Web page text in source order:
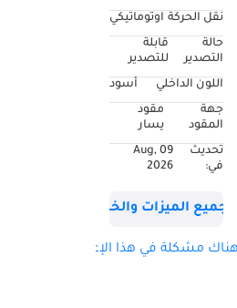
نقل الحركة اوتوماتيكي
حالة
التصدير
قابلة
للتصدير
اللون الداخلي
أسود
جهة
المقود
مقود
يسار
تحديث
في:
09 Aug,
2026
جميع الميزات والخصائص
مشكلة في هذا الإعلان؟